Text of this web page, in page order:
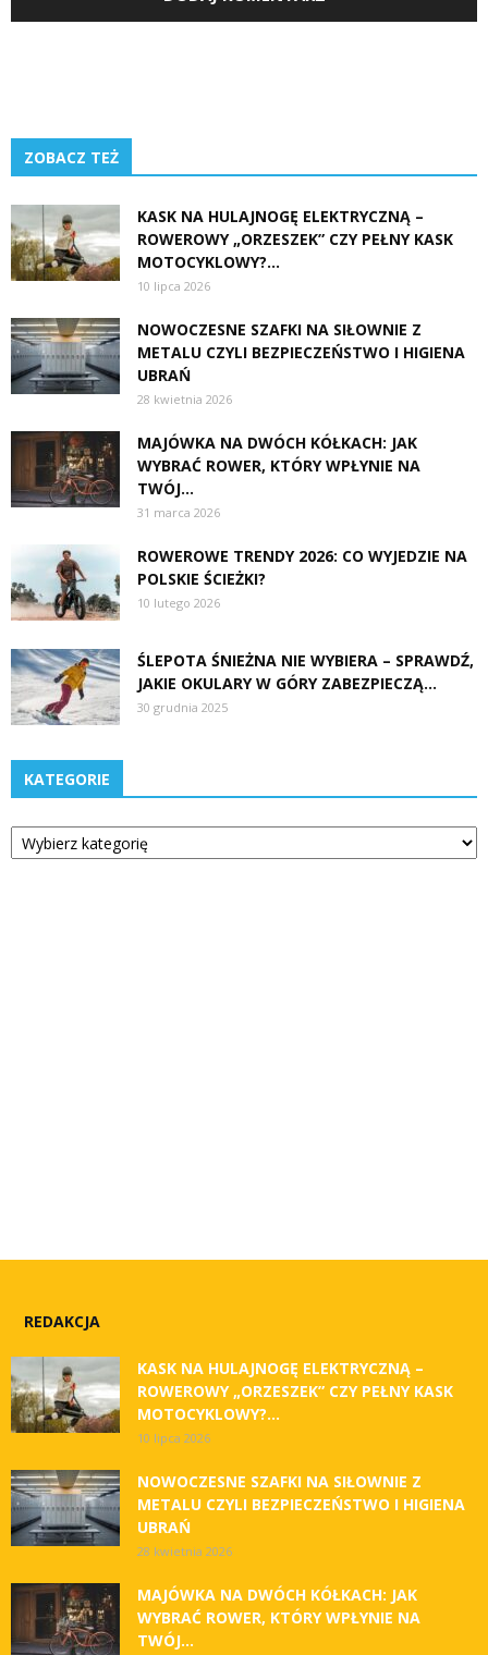
ZOBACZ TEŻ
KASK NA HULAJNOGĘ ELEKTRYCZNĄ –
ROWEROWY „ORZESZEK” CZY PEŁNY KASK
MOTOCYKLOWY?...
10 lipca 2026
NOWOCZESNE SZAFKI NA SIŁOWNIE Z
METALU CZYLI BEZPIECZEŃSTWO I HIGIENA
UBRAŃ
28 kwietnia 2026
MAJÓWKA NA DWÓCH KÓŁKACH: JAK
WYBRAĆ ROWER, KTÓRY WPŁYNIE NA
TWÓJ...
31 marca 2026
ROWEROWE TRENDY 2026: CO WYJEDZIE NA
POLSKIE ŚCIEŻKI?
10 lutego 2026
ŚLEPOTA ŚNIEŻNA NIE WYBIERA – SPRAWDŹ,
JAKIE OKULARY W GÓRY ZABEZPIECZĄ...
30 grudnia 2025
KATEGORIE
Kategorie
REDAKCJA
KASK NA HULAJNOGĘ ELEKTRYCZNĄ –
ROWEROWY „ORZESZEK” CZY PEŁNY KASK
MOTOCYKLOWY?...
10 lipca 2026
NOWOCZESNE SZAFKI NA SIŁOWNIE Z
METALU CZYLI BEZPIECZEŃSTWO I HIGIENA
UBRAŃ
28 kwietnia 2026
MAJÓWKA NA DWÓCH KÓŁKACH: JAK
WYBRAĆ ROWER, KTÓRY WPŁYNIE NA
TWÓJ...